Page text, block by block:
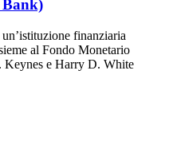
finanziaria
al Fondo Monetario
Keynes e Harry D. White